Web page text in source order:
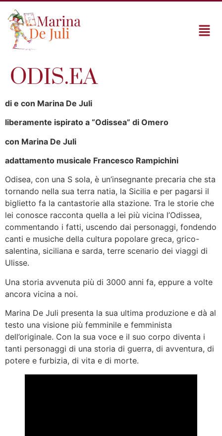
ODIS.EA
di e con Marina De Juli
liberamente ispirato a “Odissea” di Omero
con Marina De Juli
adattamento musicale Francesco Rampichini
Odisea, con una S sola, è un’insegnante precaria che sta
tornando nella sua terra natia, la Sicilia e per pagarsi il
biglietto fa la cantastorie alla stazione. Tra le storie che
lei conosce racconta quella a lei più vicina l’Odissea,
commentando i fatti, uscendo dai personaggi, fondendo
canti e musiche della cultura popolare greca, grico-
salentina, siciliana e sarda, terre scenario dei viaggi di
Ulisse.
Una storia avvenuta più di 3000 anni fa, eppure a volte
ancora vicina a noi.
Marina De Juli presenta la sua ultima produzione e dà al
testo una visione più femminile e femminista
dell’originale. Con la sua voce e il suo corpo diventa i
tanti personaggi di una storia di guerra, di avventura, di
potere e furbizia, di vita e di morte.